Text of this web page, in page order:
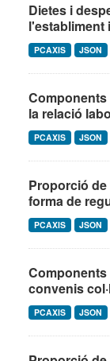
Dietes i
l'establiment
PCAXIS JSON
la relació
PCAXIS JSON
Proporció
forma de
PCAXIS JSON
convenis
PCAXIS JSON